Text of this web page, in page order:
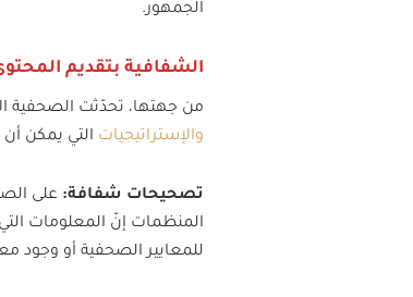
الجمهور.
الشفافية بتقديم
من جهتها، تحدّثت الصحفية
والإستراتيجيات التي يمكن
تصحيحات شفافة: على
المنظمات إنّ المعلومات
للمعايير الصحفية أو وجود